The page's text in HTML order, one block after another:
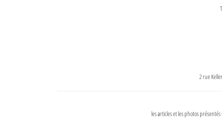
2 rue
les articles et les photos